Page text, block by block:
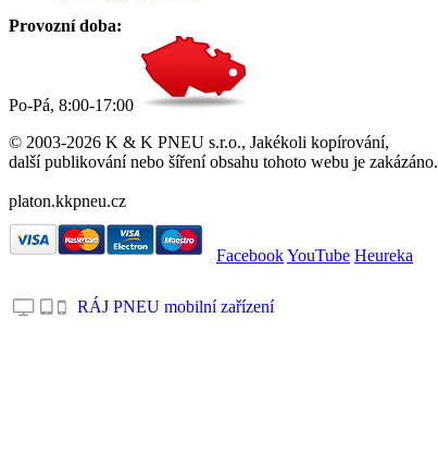
Provozní doba:
Po-Pá, 8:00-17:00
© 2003-2026 K & K PNEU s.r.o., Jakékoli kopírování,
další publikování nebo šíření obsahu tohoto webu je zakázáno.
platon.kkpneu.cz
FacebookYouTube Heureka
RÁJ PNEU mobilní zařízení